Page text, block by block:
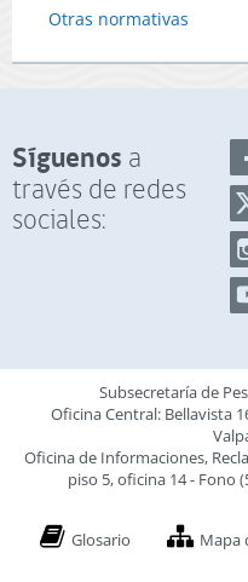
Otras normativas
Síguenos a
través de redes
sociales:
Subsecretaría de
Oficina Central: Bellavista
Oficina de Informaciones,
piso 5, oficina 14 - Fono
Glosario Mapa